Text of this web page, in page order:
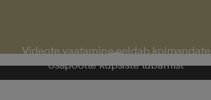
Videote vaatamine eeldab kolmandate
osapoolte küpsiste lubamist